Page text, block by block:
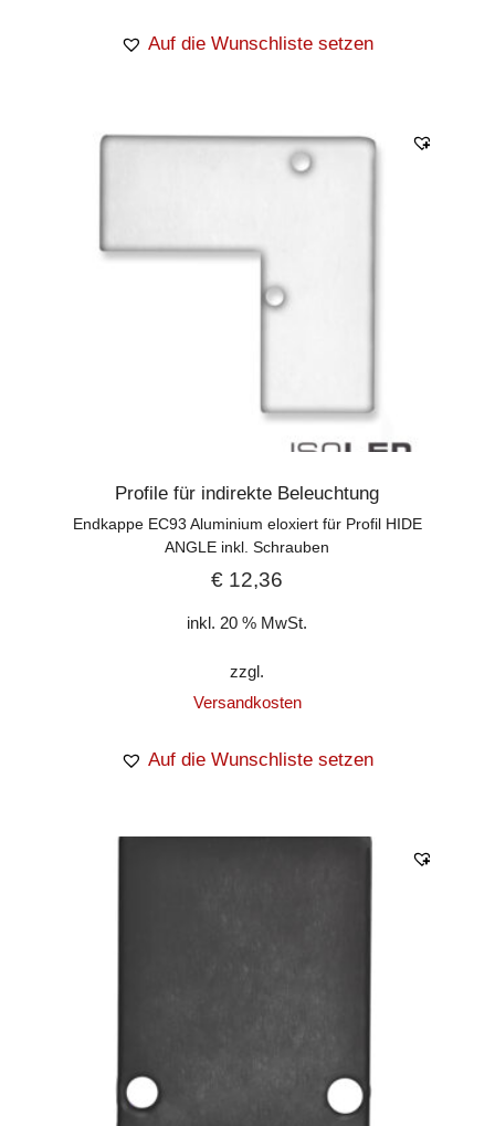
Auf die Wunschliste setzen
Profile für indirekte Beleuchtung
Endkappe EC93 Aluminium eloxiert für Profil HIDE
ANGLE inkl. Schrauben
€ 12,36
inkl. 20 % MwSt.
zzgl.
Versandkosten
Auf die Wunschliste setzen